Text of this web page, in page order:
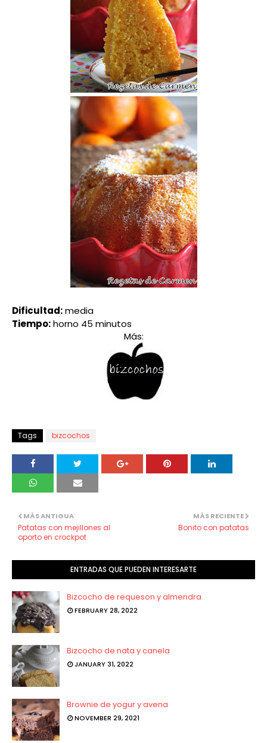
Dificultad:media
Tiempo:horno 45 minutos
Más:
Tags bizcochos
MÁS RECIENTE
Bonito con patatas
MÁS ANTIGUA
Patatas con mejillones al
oporto en crockpot
ENTRADAS QUE PUEDEN INTERESARTE
Bizcocho de requeson y almendra
FEBRUARY 28, 2022
Bizcocho de nata y canela
JANUARY 31, 2022
Brownie de yogur y avena
NOVEMBER 29, 2021